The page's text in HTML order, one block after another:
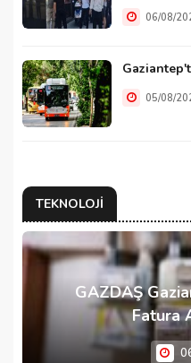
06/08/
05/08/
TEKNOLOJI
GAZDAŞ
Fatura